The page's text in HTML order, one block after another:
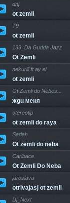
dnj
ot zemli
T9
ot zemli
133_Da Gudda Jazz
Ot Zemli
nekurili ft ay el
ot zemli
Ot Zemli do Nebes...
жgu меня
stereotip
ot zemli do raya
Sadah
Ot zemli do neba
Caribace
Ot Zemli Do Neba
jaroslava
otrivajasj ot zemli
Dj_Next